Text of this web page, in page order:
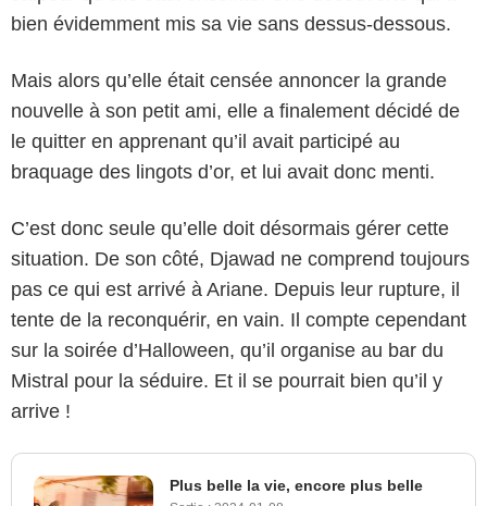
bien évidemment mis sa vie sans dessus-dessous.
Mais alors qu’elle était censée annoncer la grande
nouvelle à son petit ami, elle a finalement décidé de
le quitter en apprenant qu’il avait participé au
braquage des lingots d’or, et lui avait donc menti.
C’est donc seule qu’elle doit désormais gérer cette
situation. De son côté, Djawad ne comprend toujours
pas ce qui est arrivé à Ariane. Depuis leur rupture, il
tente de la reconquérir, en vain. Il compte cependant
sur la soirée d’Halloween, qu’il organise au bar du
Mistral pour la séduire. Et il se pourrait bien qu’il y
arrive !
Plus belle la vie, encore plus belle